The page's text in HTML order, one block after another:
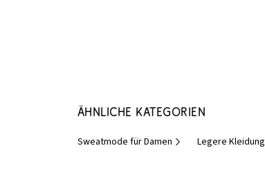
Ähnliche Kategorien
Sweatmode für Damen Legere Kleidung